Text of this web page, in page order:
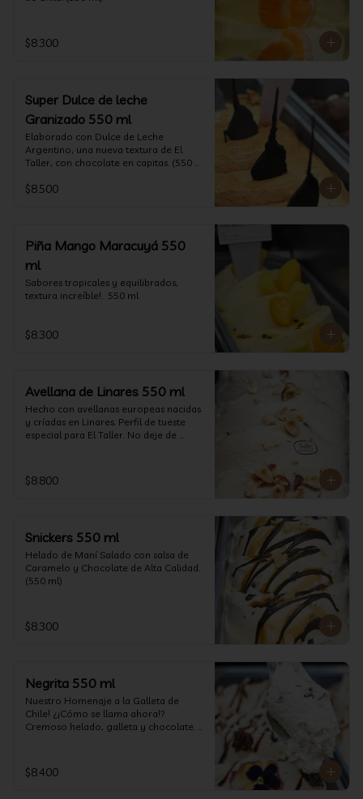
$8.300
Super Dulce de leche
Granizado 550 ml
Elaborado con Dulce de Leche
Argentino, una nueva textura de El
Taller, con chocolate en capitas. (550
$8.500
Piña Mango Maracuyá 550
ml
Sabores tropicales y equilibrados,
textura increíble!.  550 ml
$8.300
Avellana de Linares 550 ml
Hecho con avellanas europeas nacidas
y críadas en Linares. Perfil de tueste
especial para El Taller. No deje de
$8.800
Snickers 550 ml
Helado de Maní Salado con salsa de
Caramelo y Chocolate de Alta Calidad.
(550 ml)
$8.300
Negrita 550 ml
Nuestro Homenaje a la Galleta de
Chile! ¿¡Cómo se llama ahora!?
Cremoso helado, galleta y chocolate.
$8.400